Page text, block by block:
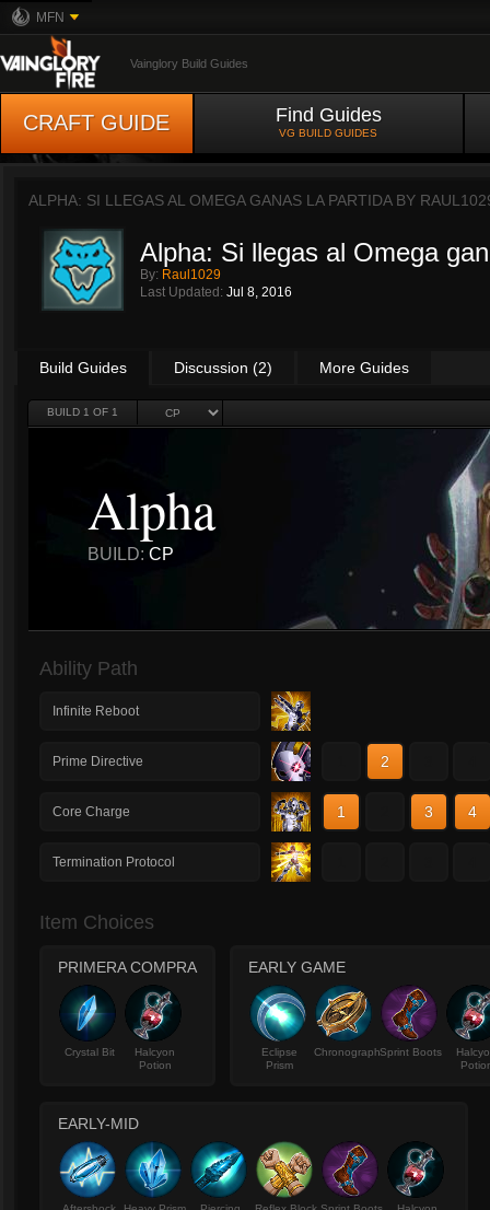
MFN
Vainglory Build Guides
CRAFT GUIDE Find Guides
VG BUILD GUIDES
ALPHA: SI LLEGAS AL OMEGA GANAS LA PARTIDA BY
Alpha: Si llegas al Omega
By: Raul1029
Last Updated: Jul 8, 2016
Build Guides Discussion (2) More Guides
BUILD 1 OF 1
Alpha
BUILD: CP
Ability Path
Infinite Reboot
Prime Directive 2
Core Charge 1 3 4
Termination Protocol
Item Choices
PRIMERA COMPRA
Crystal Bit
Halcyon
Potion
EARLY GAME
Eclipse
Prism
ChronographSprint Boots
EARLY-MID